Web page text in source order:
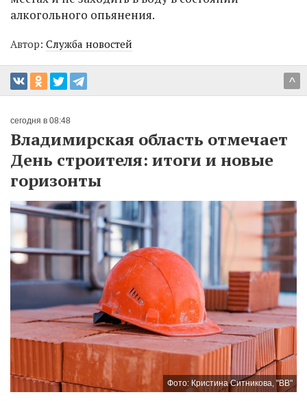
алкогольного опьянения.
Автор: Служба новостей
^
сегодня в 08:48
Владимирская область отмечает
День строителя: итоги и новые
горизонты
Фото: Кристина Ситникова, "ВВ"